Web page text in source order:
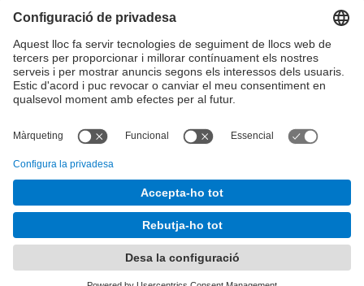
Actualitat R+D+I
La recerca a la UPC
La transferència, l'emprenedoria i
la innovació a la UPC
Foment i suport a la recerca
transferència, l'emprenedoria i la
Serveis per a empreses
UPCshop, marxandatge
Sala de premsa
Seguretat i salut
Autoprotecció i emergències
© UPC Universitat Politècnica de Catalunya - BarcelonaTech
Accessibilitat
Configuració de privadesa